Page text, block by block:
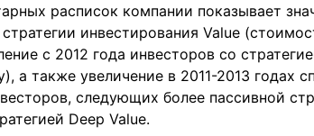
расписок компании показывает
инвестирования Value
с 2012 года инвесторов со
а также увеличение в 2011-2013 годах
следующих более пассивной
Deep Value.